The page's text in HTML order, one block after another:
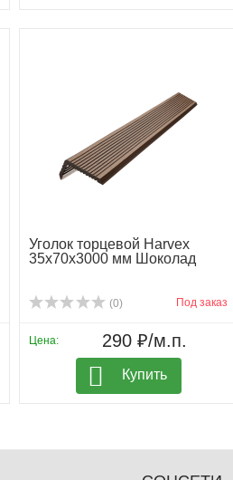
Уголок торцевой Harvex
35х70х3000 мм Шоколад
(0) Под заказ
Цена: 290 ₽/м.п.
Купить